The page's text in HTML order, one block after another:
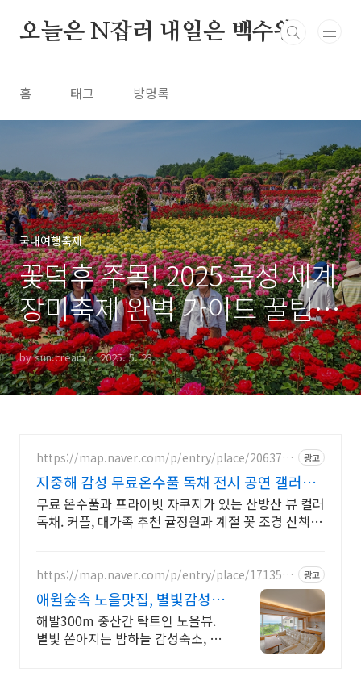
오늘은 N잡러 내일은 백수왕
홈 태그 방명록
국내여행축제
꽃덕후 주목! 2025 곡성 세계
장미축제 완벽 가이드 꿀팁
방출
by sun.cream 2025. 5. 23.
https://map.naver.com/p/entry/place/2063787
광고
지중해 감성 무료온수풀 독채 전시 공연 갤러리
문화공간
무료 온수풀과 프라이빗 자쿠지가 있는 산방산 뷰 컬러
독채. 커플, 대가족 추천 귤정원과 계절 꽃 조경 산책,
https://map.naver.com/p/entry/place/1713550
광고
애월숲속 노을맛집, 별빛감성 아
기용품 완벽구비, 대가족
해발300m 중산간 탁트인 노을뷰.
별빛 쏟아지는 밤하늘 감성숙소, 호